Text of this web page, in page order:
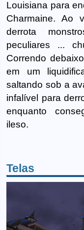
Louisiana para
Charmaine. Ao
derrota
peculiares ...
Correndo
em um
saltando sob a
infalível para
enquanto
ileso.
Telas